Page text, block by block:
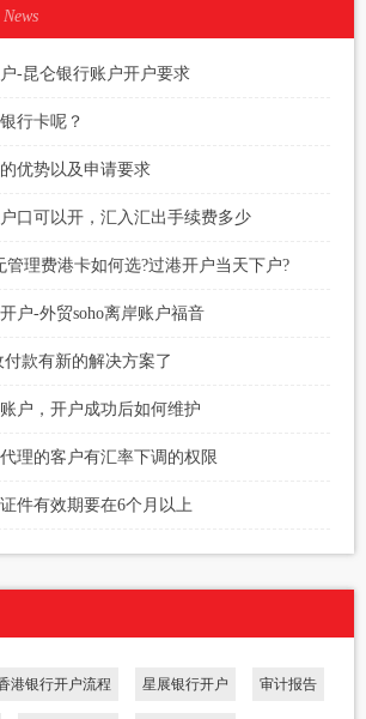
-昆仑银行账户开户要求
行卡呢？
优势以及申请要求
口可以开，汇入汇出手续费多少
管理费港卡如何选?过港开户当天下户?
户-外贸soho离岸账户福音
款有新的解决方案了
户，开户成功后如何维护
理的客户有汇率下调的权限
件有效期要在6个月以上
港银行开户流程 星展银行开户 审计报告